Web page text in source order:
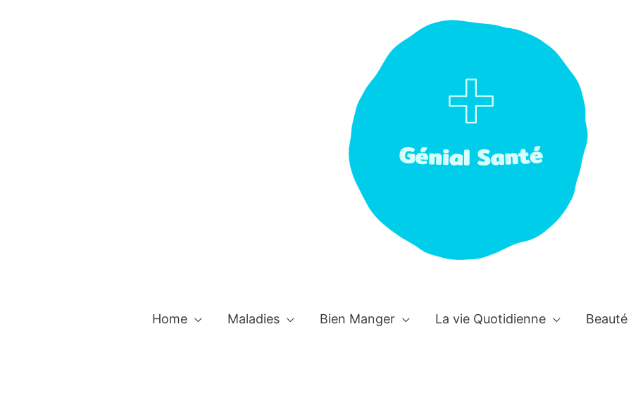
Home Maladies Bien Manger La vie Quotidienne Beauté